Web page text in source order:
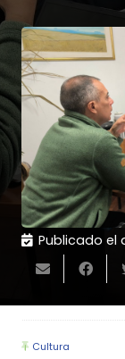
Publicado el
Cultura